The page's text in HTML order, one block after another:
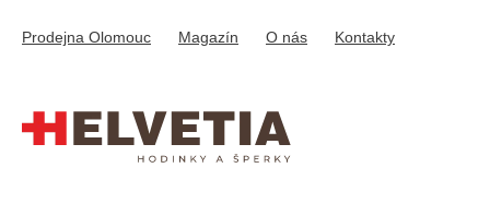
obsah
Prodejna Olomouc Magazín O nás Kontakty